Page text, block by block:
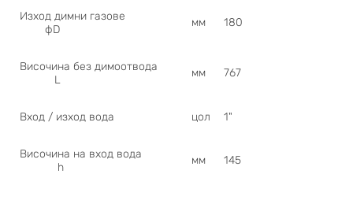
Изход димни газове
фD
мм 180
Височина без димоотвода
L
мм 767
Вход / изход вода цол 1"
Височина на вход вода
h
мм 145